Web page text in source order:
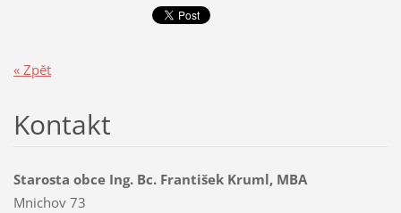
« Zpět
Kontakt
Starosta obce Ing. Bc. František Kruml, MBA
Mnichov 73